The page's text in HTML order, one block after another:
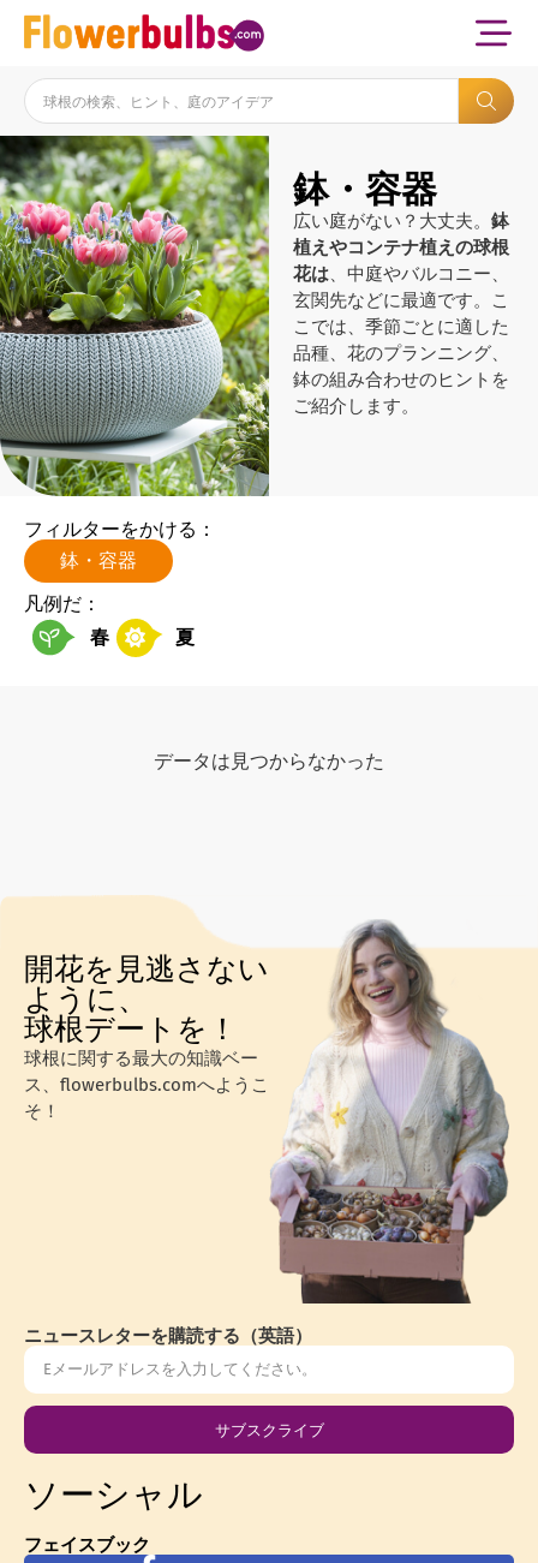
鉢・容器
広い庭がない？大丈夫。 鉢
植えやコンテナ植えの球根
花は、中庭やバルコニー、
玄関先などに最適です。こ
こでは、季節ごとに適した
品種、花のプランニング、
鉢の組み合わせのヒントを
ご紹介します。
フィルターをかける：
鉢・容器
凡例だ：
春
夏
データは見つからなかった
開花を見逃さない
ように、
球根デートを！
球根に関する最大の知識ベー
ス、flowerbulbs.comへようこ
そ！
ニュースレターを購読する（英語）
サブスクライブ
ソーシャル
フェイスブック